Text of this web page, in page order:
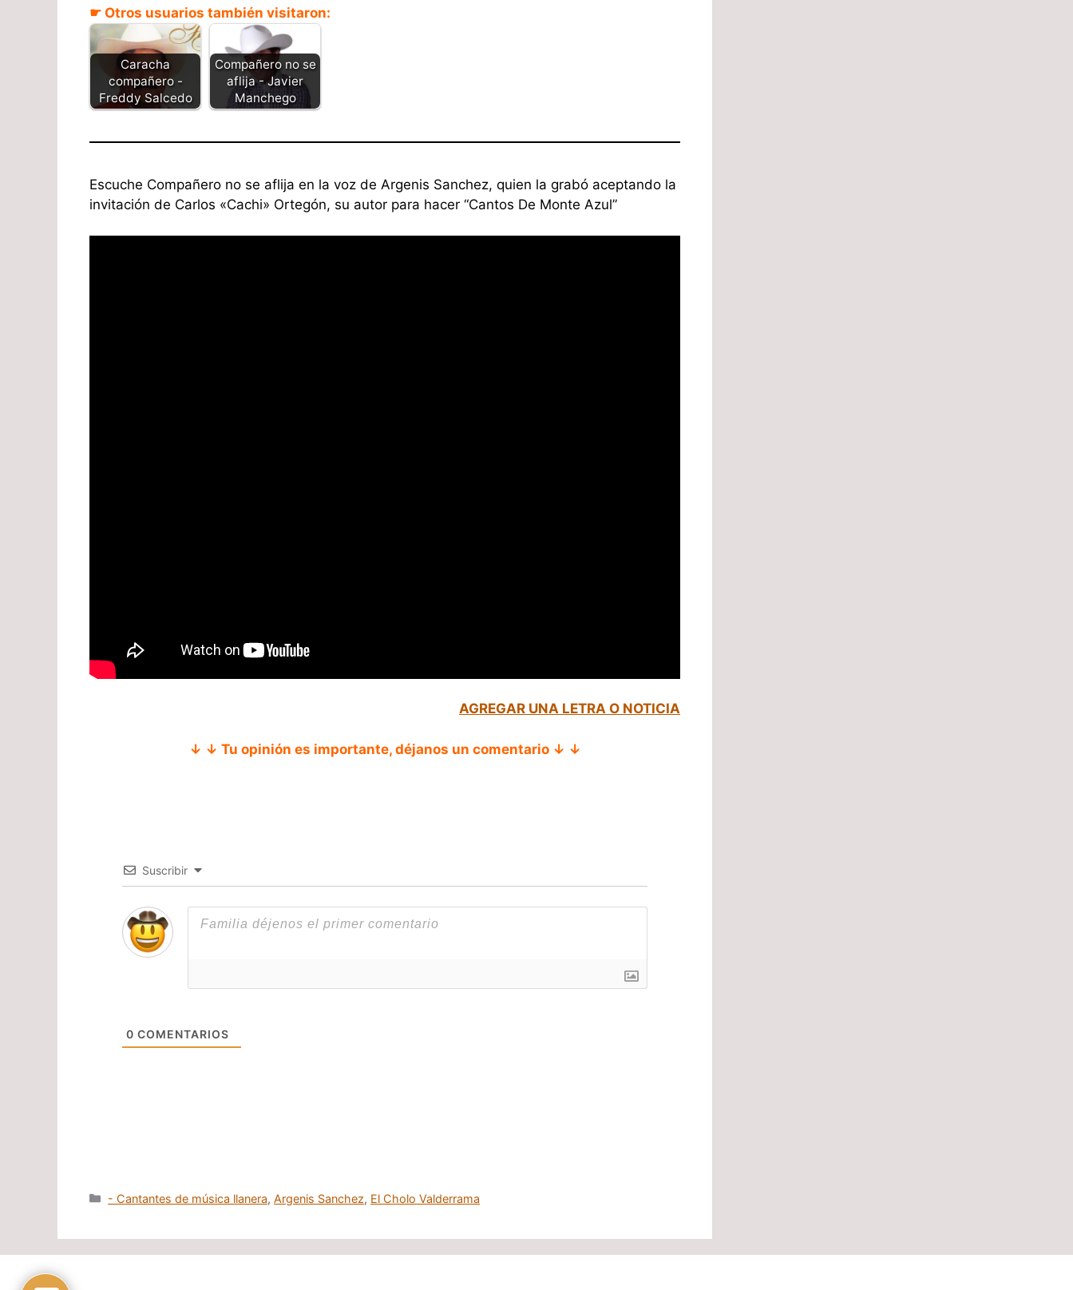
☛ Otros usuarios también visitaron:
Caracha
compañero -
Freddy Salcedo
Compañero no se
aflija - Javier
Manchego
Escuche Compañero no se aflija en la voz de Argenis Sanchez, quien la grabó aceptando la
invitación de Carlos «Cachi» Ortegón, su autor para hacer “Cantos De Monte Azul”
AGREGAR UNA LETRA O NOTICIA
↓ ↓ Tu opinión es importante, déjanos un comentario ↓ ↓
Suscribir
0 COMENTARIOS
Categorías
- Cantantes de música llanera,Argenis Sanchez, El Cholo Valderrama